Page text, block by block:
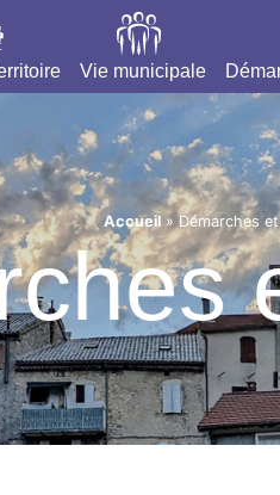
Vie municipale
Accueil»Démarches